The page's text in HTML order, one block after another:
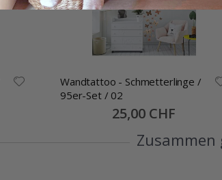
Wandtattoo - Schmetterlinge /
95er-Set / 02
Special
Price
25,00 CHF